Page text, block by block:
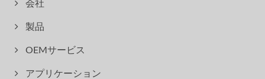
会社
製品
OEMサービス
アプリケーション